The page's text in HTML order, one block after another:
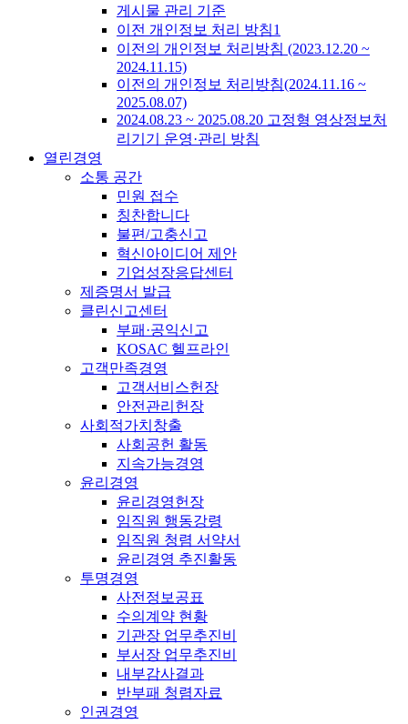
게시물 관리 기준
이전 개인정보 처리 방침1
이전의 개인정보 처리방침 (2023.12.20 ~
2024.11.15)
이전의 개인정보 처리방침(2024.11.16 ~
2025.08.07)
2024.08.23 ~ 2025.08.20 고정형 영상정보처
리기기 운영·관리 방침
열린경영
소통 공간
민원 접수
칭찬합니다
불편/고충신고
혁신아이디어 제안
기업성장응답센터
제증명서 발급
클린신고센터
부패·공익신고
KOSAC 헬프라인
고객만족경영
고객서비스헌장
안전관리헌장
사회적가치창출
사회공헌 활동
지속가능경영
윤리경영
윤리경영헌장
임직원 행동강령
임직원 청렴 서약서
윤리경영 추진활동
투명경영
사전정보공표
수의계약 현황
기관장 업무추진비
부서장 업무추진비
내부감사결과
반부패 청렴자료
인권경영